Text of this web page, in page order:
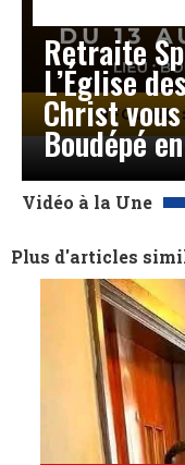
Retraite
L’Église
Christ
Boudépé
Vidéo à la Une
Plus d'articles